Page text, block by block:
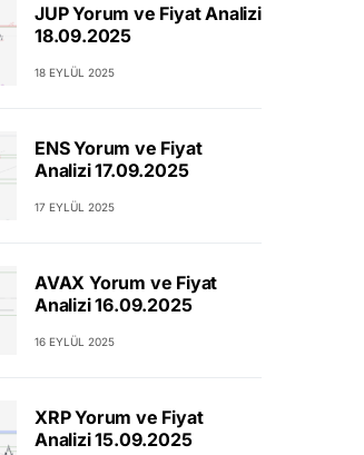
JUP Yorum ve Fiyat Analizi
18.09.2025
18 EYLÜL 2025
ENS Yorum ve Fiyat
Analizi 17.09.2025
17 EYLÜL 2025
AVAX Yorum ve Fiyat
Analizi 16.09.2025
16 EYLÜL 2025
XRP Yorum ve Fiyat
Analizi 15.09.2025